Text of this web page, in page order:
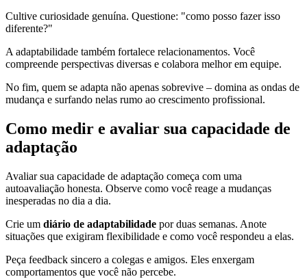
Cultive curiosidade genuína. Questione: "como posso fazer isso
diferente?"
A adaptabilidade também fortalece relacionamentos. Você
compreende perspectivas diversas e colabora melhor em equipe.
No fim, quem se adapta não apenas sobrevive – domina as ondas de
mudança e surfando nelas rumo ao crescimento profissional.
Como medir e avaliar sua capacidade de
adaptação
Avaliar sua capacidade de adaptação começa com uma
autoavaliação honesta. Observe como você reage a mudanças
inesperadas no dia a dia.
Crie um diário de adaptabilidade por duas semanas. Anote
situações que exigiram flexibilidade e como você respondeu a elas.
Peça feedback sincero a colegas e amigos. Eles enxergam
comportamentos que você não percebe.